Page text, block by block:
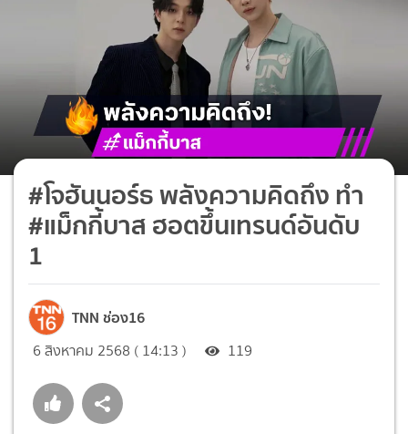
#โจฮันนอร์ธ พลังความคิดถึง ทำ
#แม็กกี้บาส ฮอตขึ้นเทรนด์อันดับ
1
TNN ช่อง16
6 สิงหาคม 2568 ( 14:13 ) 119